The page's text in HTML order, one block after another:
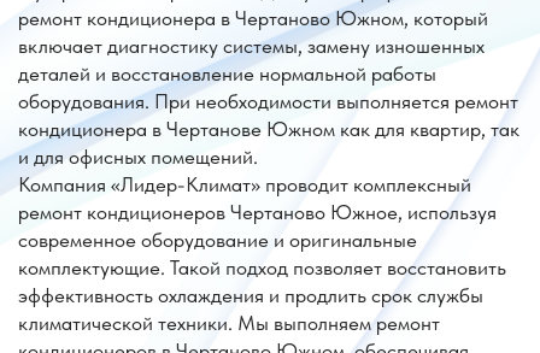
климатической техники. Мы выполняем ремонт
кондиционеров в Чертаново Южном, обеспечивая
надежную работу сплит-систем и других видов
кондиционеров.
Обращаясь в «Лидер-Климат», вы получаете
профессиональный сервис, оперативную диагностику
и качественный ремонт кондиционеров в Чертанове
Южном.